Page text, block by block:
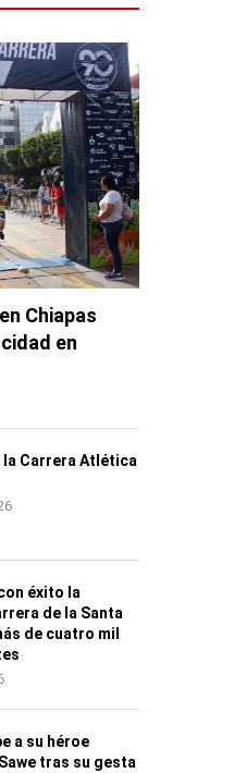
Chiapas
en
la Carrera Atlética
éxito la
de la Santa
de cuatro mil
a su héroe
tras su gesta